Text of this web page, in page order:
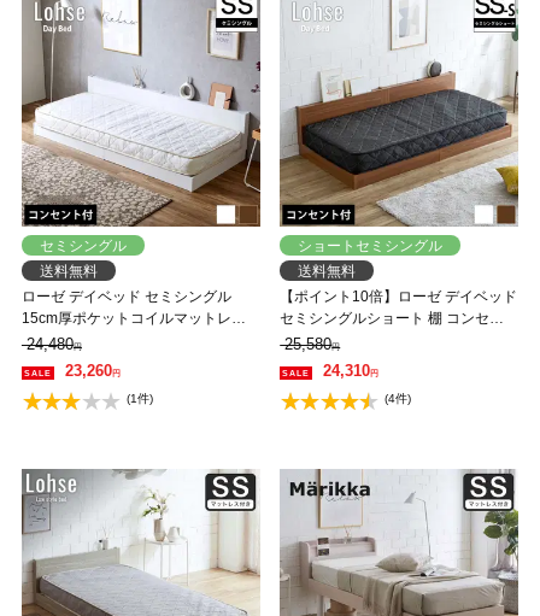
セミシングル
送料無料
ローゼ デイベッド セミシングル
15cm厚ポケットコイルマットレス
セット 棚 コンセント付き すのこベ
ッド セミシングルベッドローベッド
24,480円
23,260円
(1件)
ショートセミシングル
送料無料
【ポイント10倍】ローゼ デイベッド
セミシングルショート 棚 コンセン
ト付き すのこベッド 20cm厚ポケッ
トコイルマットレスセット ショート
サイズ
25,580円
24,310円
(4件)